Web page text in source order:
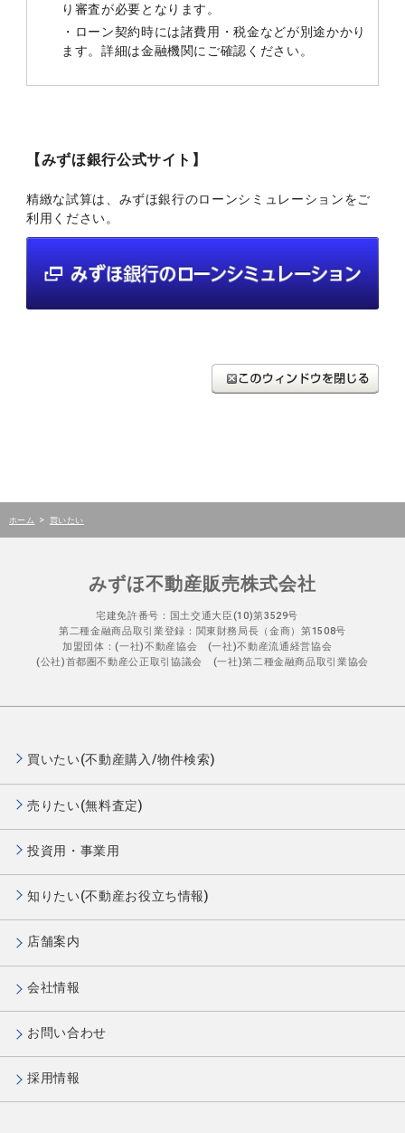
り審査が必要となります。
・ローン契約時には諸費用・税金などが別途かかり
ます。詳細は金融機関にご確認ください。
【みずほ銀行公式サイト】
精緻な試算は、みずほ銀行のローンシミュレーションをご
利用ください。
ホーム > 買いたい
みずほ不動産販売株式会社
宅建免許番号：国土交通大臣(10)第3529号
第二種金融商品取引業登録：関東財務局長（金商）第1508号
加盟団体：(一社)不動産協会 (一社)不動産流通経営協会
(公社)首都圏不動産公正取引協議会 (一社)第二種金融商品取引業協会
買いたい(不動産購入/物件検索)
売りたい(無料査定)
投資用・事業用
知りたい(不動産お役立ち情報)
店舗案内
会社情報
お問い合わせ
採用情報